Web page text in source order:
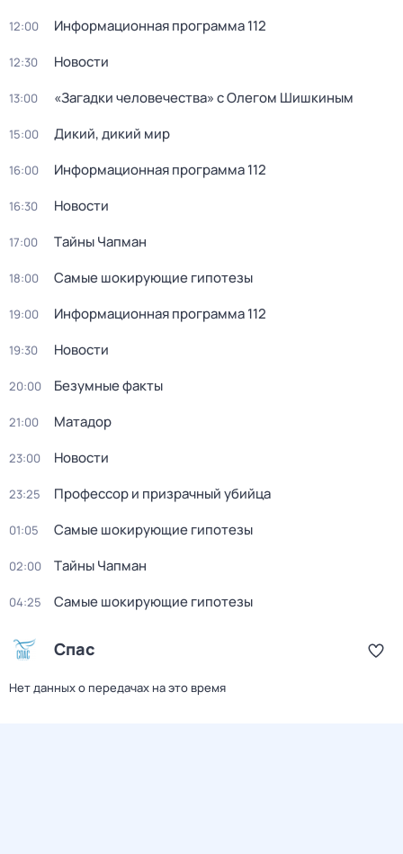
12:00 Информационная программа 112
12:30 Новости
13:00 «Загадки человечества» с Олегом Шишкиным
15:00 Дикий, дикий мир
16:00 Информационная программа 112
16:30 Новости
17:00 Тaйны Чапман
18:00 Самые шoкиpующие гипотезы
19:00 Информационная программа 112
19:30 Новости
20:00 Безумные факты
21:00 Матадор
23:00 Новости
23:25 Профессор и призрачный убийца
01:05 Самые шoкиpующие гипотезы
02:00 Тaйны Чапман
04:25 Самые шoкиpующие гипотезы
Спас
Нет данных о передачах на это время